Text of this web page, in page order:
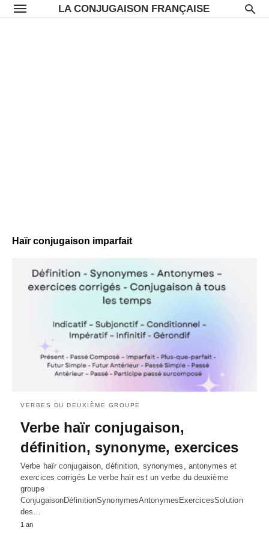
LA CONJUGAISON FRANÇAISE
Haïr conjugaison imparfait
VERBES DU DEUXIÈME GROUPE
Verbe haïr conjugaison,
définition, synonyme, exercices
Verbe haïr conjugaison, définition, synonymes, antonymes et
exercices corrigés Le verbe haïr est un verbe du deuxième
groupe
ConjugaisonDéfinitionSynonymesAntonymesExercicesSolution
des…
1 an